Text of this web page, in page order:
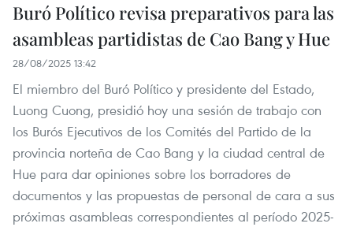
Buró Político revisa preparativos para las
asambleas partidistas de Cao Bang y Hue
28/08/2025 13:42
El miembro del Buró Político y presidente del Estado,
Luong Cuong, presidió hoy una sesión de trabajo con
los Burós Ejecutivos de los Comités del Partido de la
provincia norteña de Cao Bang y la ciudad central de
Hue para dar opiniones sobre los borradores de
documentos y las propuestas de personal de cara a sus
próximas asambleas correspondientes al período 2025-